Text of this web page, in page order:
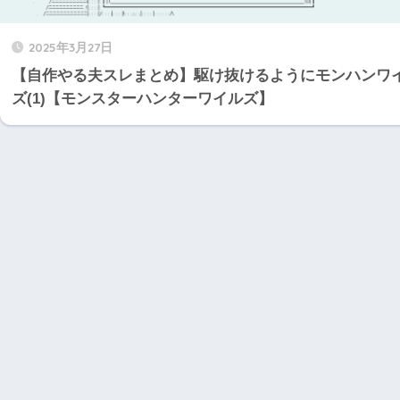
2025年3月27日
【自作やる夫スレまとめ】駆け抜けるようにモンハンワ
ズ(1)【モンスターハンターワイルズ】